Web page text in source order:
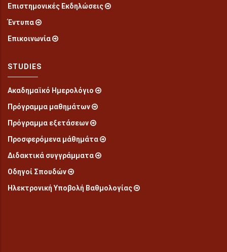
Επιστημονικές Εκδηλώσεις
Έντυπα
Επικοινωνία
STUDIES
Ακαδημαϊκό Ημερολόγιο
Πρόγραμμα μαθημάτων
Πρόγραμμα εξετάσεων
Προσφερόμενα μάθημάτα
Διδακτικά συγγράμματα
Οδηγοί Σπουδών
Ηλεκτρονική Υποβολή Βαθμολογίας